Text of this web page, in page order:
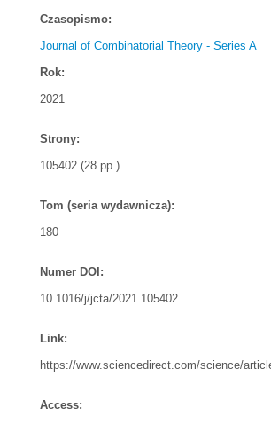
Czasopismo:
Journal of Combinatorial Theory - Series A
Rok:
2021
Strony:
105402 (28 pp.)
Tom (seria wydawnicza):
180
Numer DOI:
10.1016/j/jcta/2021.105402
Link:
https://www.sciencedirect.com/science/
Access: